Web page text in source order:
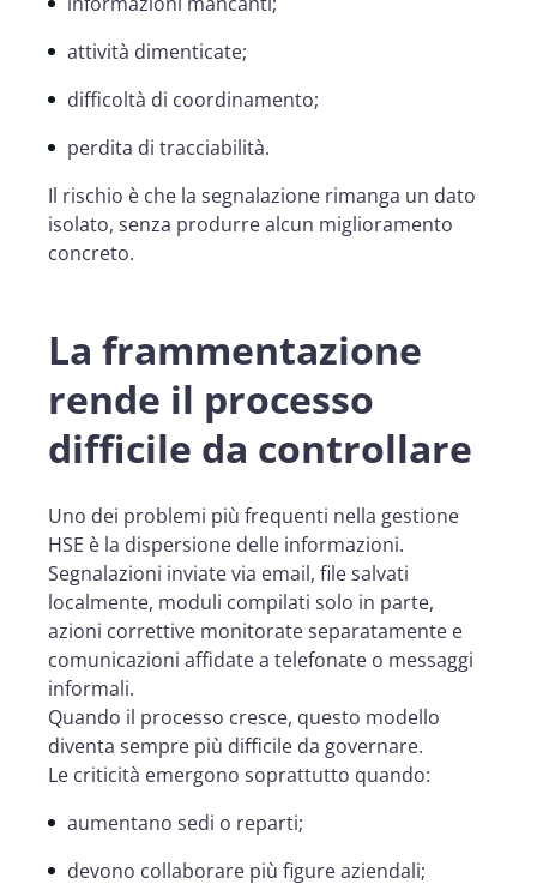
attività dimenticate;
difficoltà di coordinamento;
perdita di tracciabilità.
Il rischio è che la segnalazione rimanga un dato
isolato, senza produrre alcun miglioramento
concreto.
La frammentazione
rende il processo
difficile da controllare
Uno dei problemi più frequenti nella gestione
HSE è la dispersione delle informazioni.
Segnalazioni inviate via email, file salvati
localmente, moduli compilati solo in parte,
azioni correttive monitorate separatamente e
comunicazioni affidate a telefonate o messaggi
informali.
Quando il processo cresce, questo modello
diventa sempre più difficile da governare.
Le criticità emergono soprattutto quando:
aumentano sedi o reparti;
devono collaborare più figure aziendali;